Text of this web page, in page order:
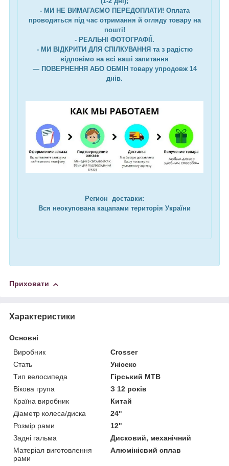
- МИ НЕ ВИМАГАЄМО ПЕРЕДОПЛАТИ! Оплата
проводиться під час отримання й огляду товару на
пошті!
- РЕАЛЬНІ ФОТОГРАФІЇ.
- МИ ВІДКРИТИ ДЛЯ СПІЛКУВАННЯ та з радістю
відповімо на всі ваші запитання
— ПОВЕРНЕННЯ АБО ОБМІН товару упродовж 14
днів.
Регион доставки:
Вся неокупована кацапами територія України
Приховати
Характеристики
Основні
Виробник
Crosser
Стать
Унісекс
Тип велосипеда
Гірський MTB
Вікова група
З 12 років
Країна виробник
Китай
Діаметр колеса/диска
24"
Розмір рами
12"
Задні гальма
Дисковий, механічний
Матеріал виготовлення
рами
Алюмінієвий сплав